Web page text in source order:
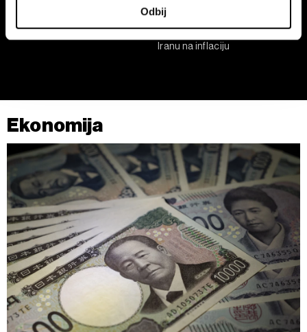
saglasnost u Deklaraciji o kolačićima.
Zajednički rukovaoci su HD-WIN ARENA SPORT d.o.o. i
kolačićima i drugim sličnim tehnologijama uPolitici
Kolačiće u bilo kojem trenutku možete ponovno ažurirati
klikom na „Prikaži detalje“. Pristanak možete u bilo kojem
trenutku opozvati bez negativnih posledica.
Odbij
Programeri u Srbiji zarađuju
četiri puta više od ugostitelja
Iranu na inflaciju
Ekonomija